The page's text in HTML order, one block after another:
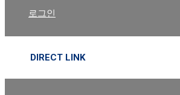
로그인
DIRECT LINK